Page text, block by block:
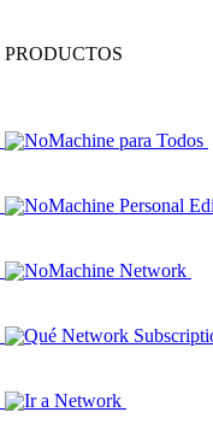
PRODUCTOS
NoMachine para Todos
NoMachine Personal
NoMachine Network
Qué Network
Ir a Network